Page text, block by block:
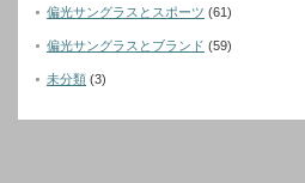
偏光サングラスとスポーツ (61)
偏光サングラスとブランド (59)
未分類 (3)